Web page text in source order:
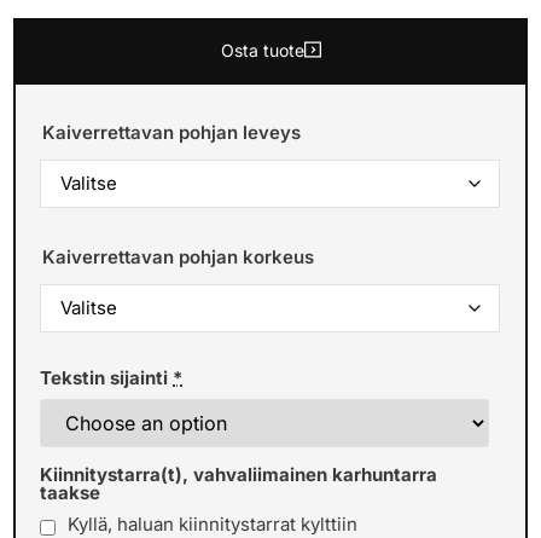
Osta tuote
Kaiverrettavan pohjan leveys
Kaiverrettavan pohjan korkeus
Tekstin sijainti *
Kiinnitystarra(t), vahvaliimainen karhuntarra
taakse
Kyllä, haluan kiinnitystarrat kylttiin